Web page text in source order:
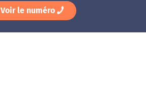
Voir le numéro